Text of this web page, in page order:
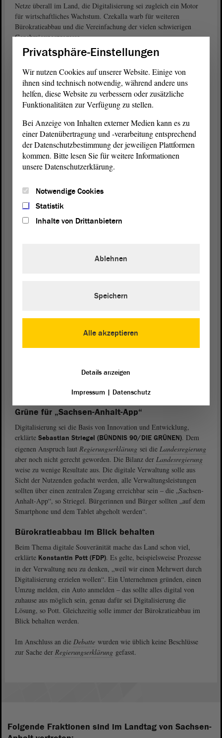
Netze überall im Land, die Digitalisierung sei zugleich ein Motor
für wirtschaftliches Wachstum. Czekalla warb für weiteren
Bürokratieabbau und die Vereinfachung der vielen schwierigen
Genehmigungsprozesse.
Czekalla warb zudem für mehr Medienkompetenz, kritisches
Denken und die verantwortungsvolle Nutzung von Informationen.
Die Menschen in Sachsen-Anhalt sollten nicht nur Nutzende,
sondern Gestaltende des digitalen Wandels sein. „Digitalisierung
braucht Vertrauen“, Datenschutz und Datensicherheit seien
grundlegende Bedürfnisse, Sicherheit und Fortschritt gehörten
untrennbar zusammen. „Die Digitalisierung bleibt eine zentrale
Zukunftsaufgabe unseres Landes“, so Czekalla, „wer heute digital
nicht vorangeht, verliert morgen.“
„Schnell und konsequent für alle“
der Eindruck vonHendrik Lange (Die Linke)
Regierungserklärung
an einer Strategie, „wirklich umgesetzt wird kaum etwas“. Hunderte
Verwaltungsdienstleistungen soll es digital geben – „höchstens
analogen Prozessen würden auch schlechte digitale Prozesse. Hier
stärkt“, man spreche sich für eine gemeinwohlorientierte und
datenschutzkonforme Digitalisierung aus.
Habe der Staat einmal eine Information vom Bürger erhalten, sollte
diese auch für andere behördliche Vorgänge genutzt werden können,
Die sei ein wichtiges Instrument für mehr Service für Bürgerinnen
Grüne für „Sachsen-Anhalt-App“
Digitalisierung sei die Basis von Innovation und Entwicklung,
erklärte Sebastian Striegel (BÜNDNIS 90/DIE GRÜNEN). Dem
eigenen Anspruch laut Regierungserklärung sei die Landesregierung
aber noch nicht gerecht geworden. Die Bilanz der Landesregierung
weise zu wenige Resultate aus. Die digitale Verwaltung solle aus
Sicht der Nutzenden gedacht werden, alle Verwaltungsleistungen
sollten über einen zentralen Zugang erreichbar sein ‒ die „Sachsen-
Anhalt-App“, so Striegel. Bürgerinnen und Bürger sollten „auf dem
Smartphone und dem Tablet abgeholt werden“.
Bürokratieabbau im Blick behalten
Beim Thema digitale Souveränität mache das Land schon viel,
erklärte Konstantin Pott (FDP). Es gelte, beispielsweise Prozesse
in der Verwaltung neu zu denken, „weil wir einen Mehrwert durch
Digitalisierung erzielen wollen“. Ein Unternehmen gründen, einen
Umzug melden, ein Auto anmelden – das sollte alles digital von
zuhause aus möglich sein, genau dafür sei Digitalisierung die
Lösung, so Pott. Gleichzeitig solle immer der Bürokratieabbau im
Blick behalten werden.
Im Anschluss an die Debatte wurden wie üblich keine Beschlüsse
zur Sache der Regierungserklärung gefasst.
Folgende Fraktionen sind im Landtag von Sachsen-
Privatsphäre-Einstellungen
Wir nutzen Cookies auf unserer Website. Einige von
ihnen sind technisch notwendig, während andere uns
helfen, diese Website zu verbessern oder zusätzliche
Funktionalitäten zur Verfügung zu stellen.
Bei Anzeige von Inhalten externer Medien kann es zu
einer Datenübertragung und -verarbeitung entsprechend
der Datenschutzbestimmung der jeweiligen Plattformen
kommen. Bitte lesen Sie für weitere Informationen
unsere Datenschutzerklärung.
Notwendige Cookies
Statistik
Inhalte von Drittanbietern
Alle akzeptieren
Ablehnen
Speichern
Details anzeigen
Impressum| Datenschutz